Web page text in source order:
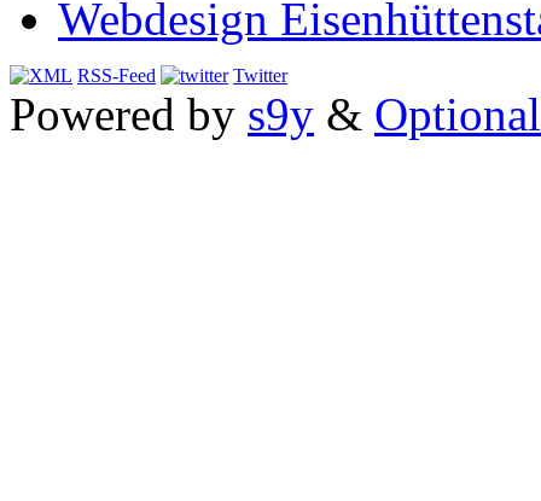
Webdesign
RSS-Feed Twitter
Powered by s9y &